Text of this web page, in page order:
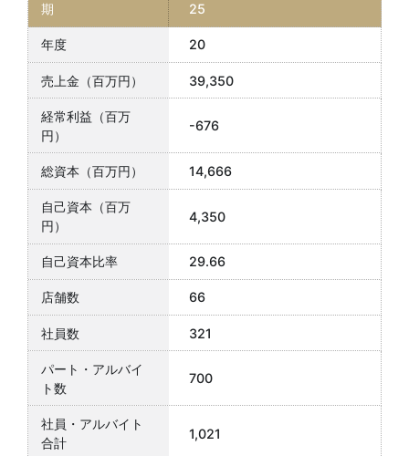
25
20
39,350
-676
14,666
4,350
29.66
66
321
700
1,021